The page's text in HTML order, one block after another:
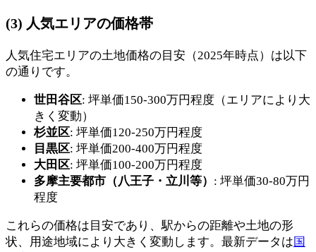
(3) 人気エリアの価格帯
人気住宅エリアの土地価格の目安（2025年時点）は以下
の通りです。
世田谷区: 坪単価150-300万円程度（エリアにより大
きく変動）
杉並区: 坪単価120-250万円程度
目黒区: 坪単価200-400万円程度
大田区: 坪単価100-200万円程度
多摩主要都市（八王子・立川等） : 坪単価30-80万円
程度
これらの価格は目安であり、駅からの距離や土地の形
状、用途地域により大きく変動します。最新データは国